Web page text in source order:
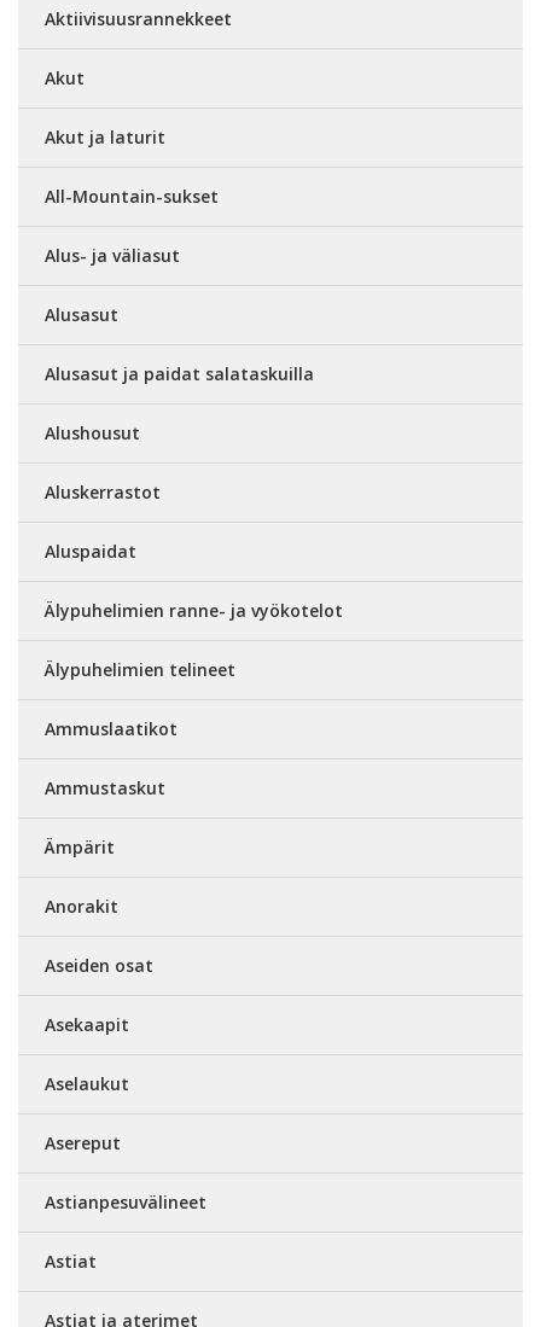
Aktiivisuusrannekkeet
Akut
Akut ja laturit
All-Mountain-sukset
Alus- ja väliasut
Alusasut
Alusasut ja paidat salataskuilla
Alushousut
Aluskerrastot
Aluspaidat
Älypuhelimien ranne- ja vyökotelot
Älypuhelimien telineet
Ammuslaatikot
Ammustaskut
Ämpärit
Anorakit
Aseiden osat
Asekaapit
Aselaukut
Asereput
Astianpesuvälineet
Astiat
Astiat ja aterimet